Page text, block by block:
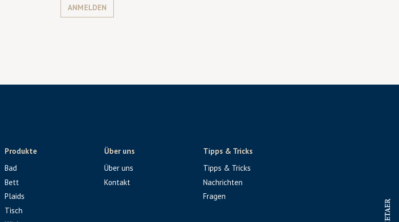
ANMELDEN
Produkte
Bad
Bett
Plaids
Tisch
Über uns
Über uns
Kontakt
Tipps & Tricks
Tipps & Tricks
Nachrichten
Fragen